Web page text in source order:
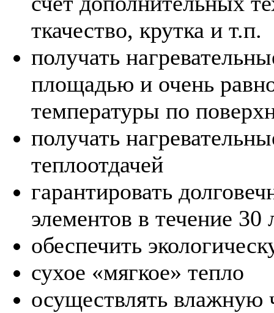
ткачество, крутка и т.п.
получать
площадью и очень
температуры по
получать
теплоотдачей
гарантировать
элементов в течение 30
обеспечить
сухое «мягкое» тепло
осуществлять влажную